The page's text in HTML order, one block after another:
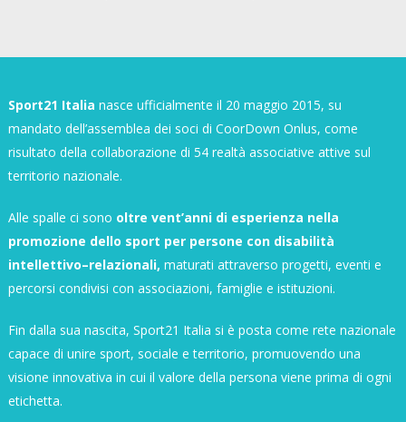
Sport21 Italia nasce ufficialmente il 20 maggio 2015, su
mandato dell’assemblea dei soci di CoorDown Onlus, come
risultato della collaborazione di 54 realtà associative attive sul
territorio nazionale.
Alle spalle ci sono oltre vent’anni di esperienza nella
promozione dello sport per persone con disabilità
intellettivo–relazionali, maturati attraverso progetti, eventi e
percorsi condivisi con associazioni, famiglie e istituzioni.
Fin dalla sua nascita, Sport21 Italia si è posta come rete nazionale
capace di unire sport, sociale e territorio, promuovendo una
visione innovativa in cui il valore della persona viene prima di ogni
etichetta.